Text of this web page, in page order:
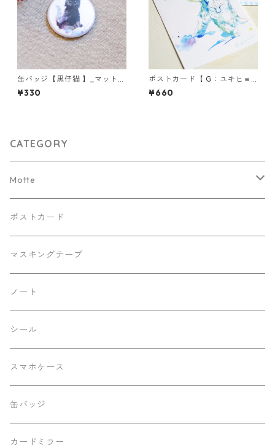
缶バッジ【黒仔猫 】_マットタ
イプ
¥330
ポストカード【 G：ユキヒョ
ウ 】／3枚セット★組み合わせ
自由★
¥660
CATEGORY
Motte
Kaorinkoイラストバージョン
リバティバージョン
デニムバージョン
レースバージョン
シルバーラメバージョン
動物柄バージョン
改良前バージョン
ポストカード
マスキングテープ
ノート
シール
スマホケース
缶バッジ
カードミラー